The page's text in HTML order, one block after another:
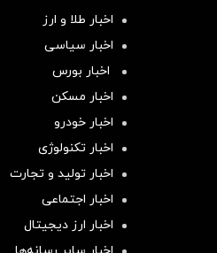
اخبار طلا و ارز
اخبار سیاسی
اخبار بورس
اخبار مسکن
اخبار خودرو
اخبار تکنولوژی
اخبار تولید و تجارت
اخبار اجتماعی
اخبار ارز دیجیتال